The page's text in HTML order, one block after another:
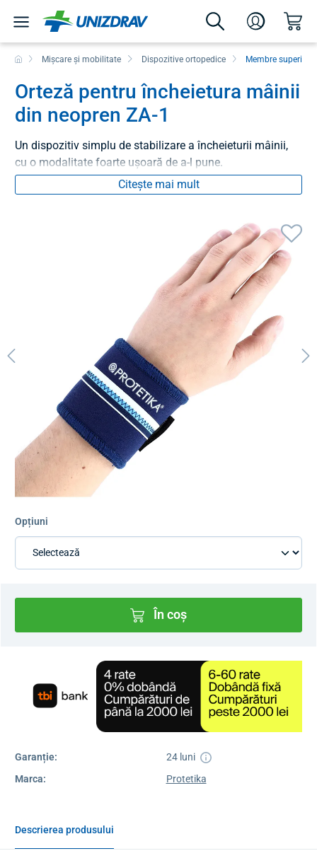
Mișcare și mobilitate Dispozitive ortopedice Membre
Orteză pentru încheietura mâinii
din neopren ZA-1
Un dispozitiv simplu de stabilizare a încheieturii mâinii,
cu o modalitate foarte ușoară de a-l pune.
Citește mai mult
Opțiuni
În coș
Garanție:
24 luni
Marca:
Protetika
Descrierea produsului